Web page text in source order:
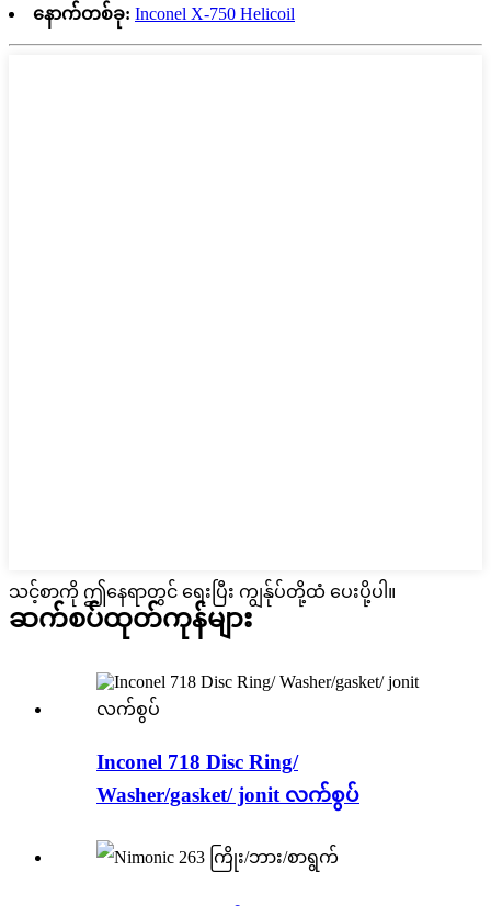
နောက်တစ်ခု: Inconel X-750 Helicoil
သင့်စာကို ဤနေရာတွင် ရေးပြီး ကျွန်ုပ်တို့ထံ ပေးပို့ပါ။
ဆက်စပ်ထုတ်ကုန်များ
Inconel 718 Disc Ring/
Washer/gasket/ jonit လက်စွပ်